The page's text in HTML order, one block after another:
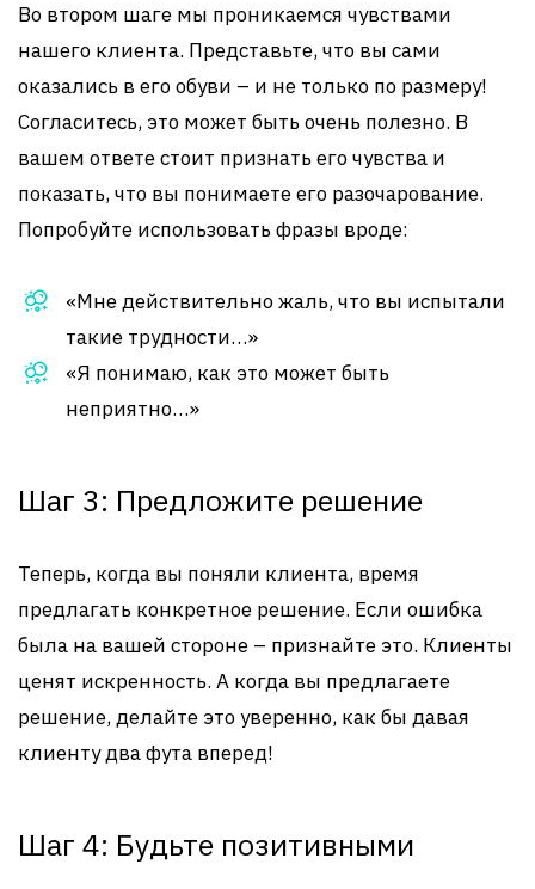
Во втором шаге мы проникаемся чувствами
нашего клиента. Представьте, что вы сами
оказались в его обуви – и не только по размеру!
Согласитесь, это может быть очень полезно. В
вашем ответе стоит признать его чувства и
показать, что вы понимаете его разочарование.
Попробуйте использовать фразы вроде:
«Мне действительно жаль, что вы испытали
такие трудности…»
«Я понимаю, как это может быть
неприятно…»
Шаг 3: Предложите решение
Теперь, когда вы поняли клиента, время
предлагать конкретное решение. Если ошибка
была на вашей стороне – признайте это. Клиенты
ценят искренность. А когда вы предлагаете
решение, делайте это уверенно, как бы давая
клиенту два фута вперед!
Шаг 4: Будьте позитивными